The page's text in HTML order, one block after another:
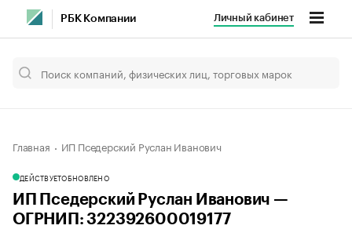
РБК Компании Личный кабинет
Главная ИП Пседерский Руслан Иванович
ДЕЙСТВУЕТОБНОВЛЕНО
ИП Пседерский Руслан Иванович —
ОГРНИП: 322392600019177